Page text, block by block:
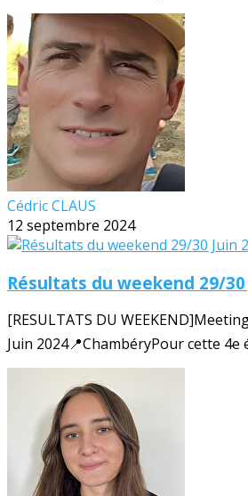
Cédric CLAUS
12 septembre 2024
Résultats du weekend 29/30
[RESULTATS DU
Juin 2024📍ChambéryPour cette 4e